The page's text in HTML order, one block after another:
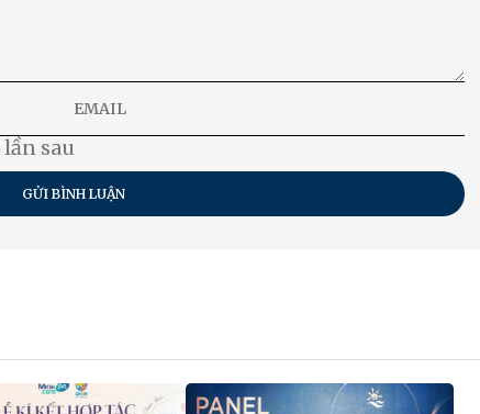
sau
GỬI BÌNH LUẬN